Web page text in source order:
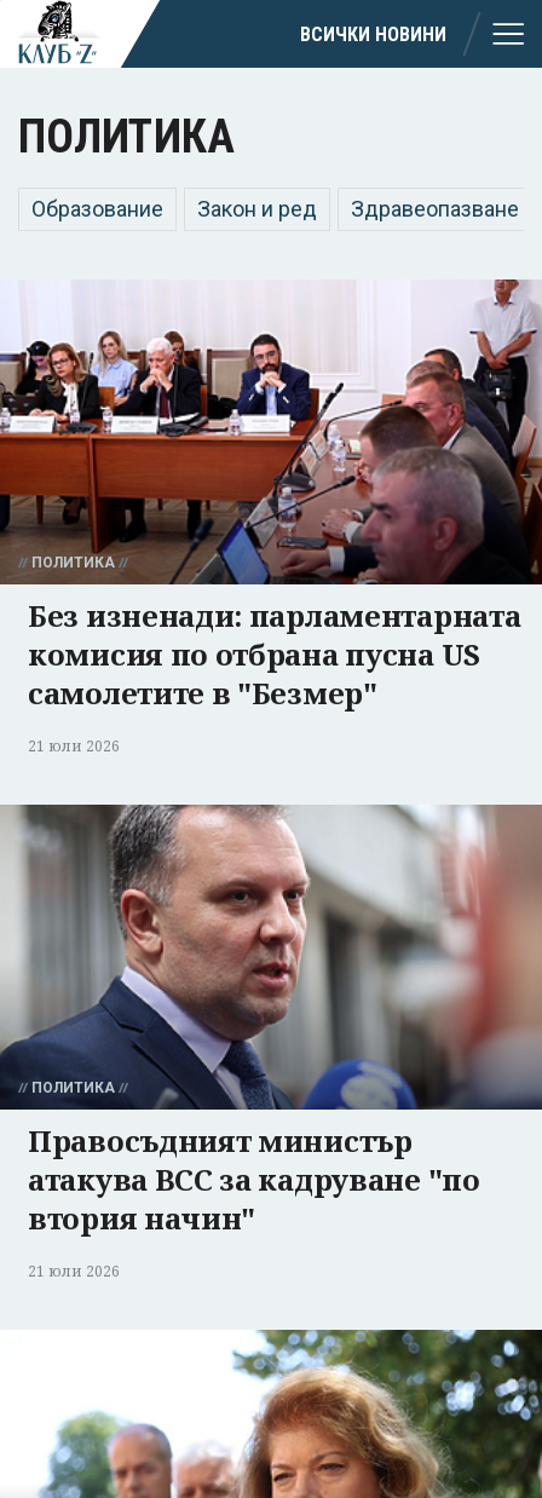
ВСИЧКИ НОВИНИ
ПОЛИТИКА
Образование Закон и ред Здравеопазване
ПОЛИТИКА
Без изненади: парламентарната
комисия по отбрана пусна US
самолетите в "Безмер"
21 юли 2026
ПОЛИТИКА
Правосъдният министър
атакува ВСС за кадруване "по
втория начин"
21 юли 2026